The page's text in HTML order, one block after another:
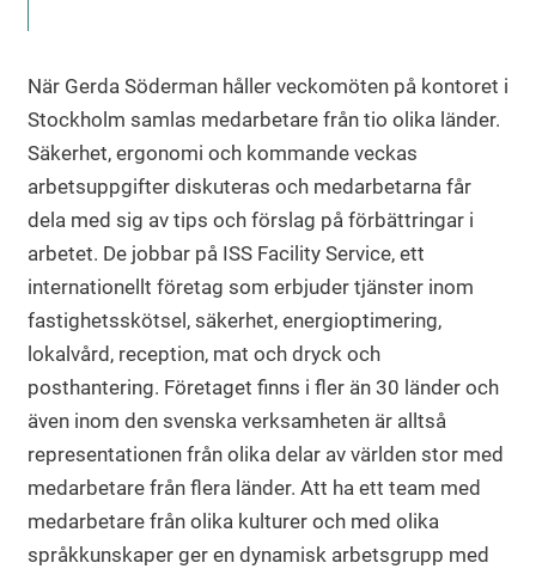
När Gerda Söderman håller veckomöten på kontoret i
Stockholm samlas medarbetare från tio olika länder.
Säkerhet, ergonomi och kommande veckas
arbetsuppgifter diskuteras och medarbetarna får
dela med sig av tips och förslag på förbättringar i
arbetet. De jobbar på ISS Facility Service, ett
internationellt företag som erbjuder tjänster inom
fastighetsskötsel, säkerhet, energioptimering,
lokalvård, reception, mat och dryck och
posthantering. Företaget finns i fler än 30 länder och
även inom den svenska verksamheten är alltså
representationen från olika delar av världen stor med
medarbetare från flera länder. Att ha ett team med
medarbetare från olika kulturer och med olika
språkkunskaper ger en dynamisk arbetsgrupp med